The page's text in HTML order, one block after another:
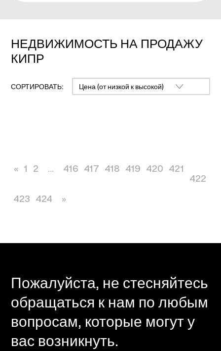
НЕДВИЖИМОСТЬ НА ПРОДАЖУ
КИПР
СОРТИРОВАТЬ:
« 1 2 ... 416 417 418 419 420 421
422
423 424 »
Пожалуйста, не стесняйтесь
обращаться к нам по любым
вопросам, которые могут у
вас возникнуть.